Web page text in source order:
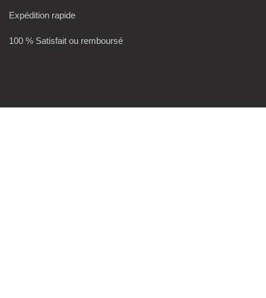
Expédition rapide
100 % Satisfait ou remboursé